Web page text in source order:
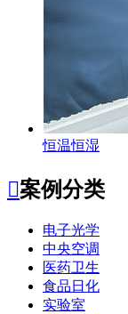
恒温恒湿
案例分类
电子光学
中央空调
医药卫生
食品日化
实验室